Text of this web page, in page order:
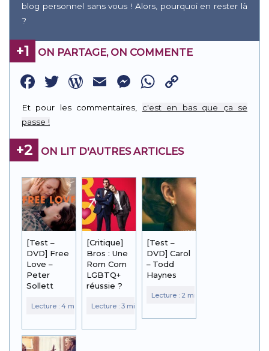
blog personnel sans vous ! Alors, pourquoi en rester là
?
+1 ON PARTAGE, ON COMMENTE
Facebook
Twitter
WordPress
EmailMessenger
WhatsApp
Link
Et pour les commentaires, c'est en bas que ça se
passe !
+2 ON LIT D'AUTRES ARTICLES
[Test –
DVD] Free
Love –
Peter
Sollett
[Critique]
Bros : Une
Rom Com
LGBTQ+
réussie ?
[Test –
DVD] Carol
– Todd
Haynes